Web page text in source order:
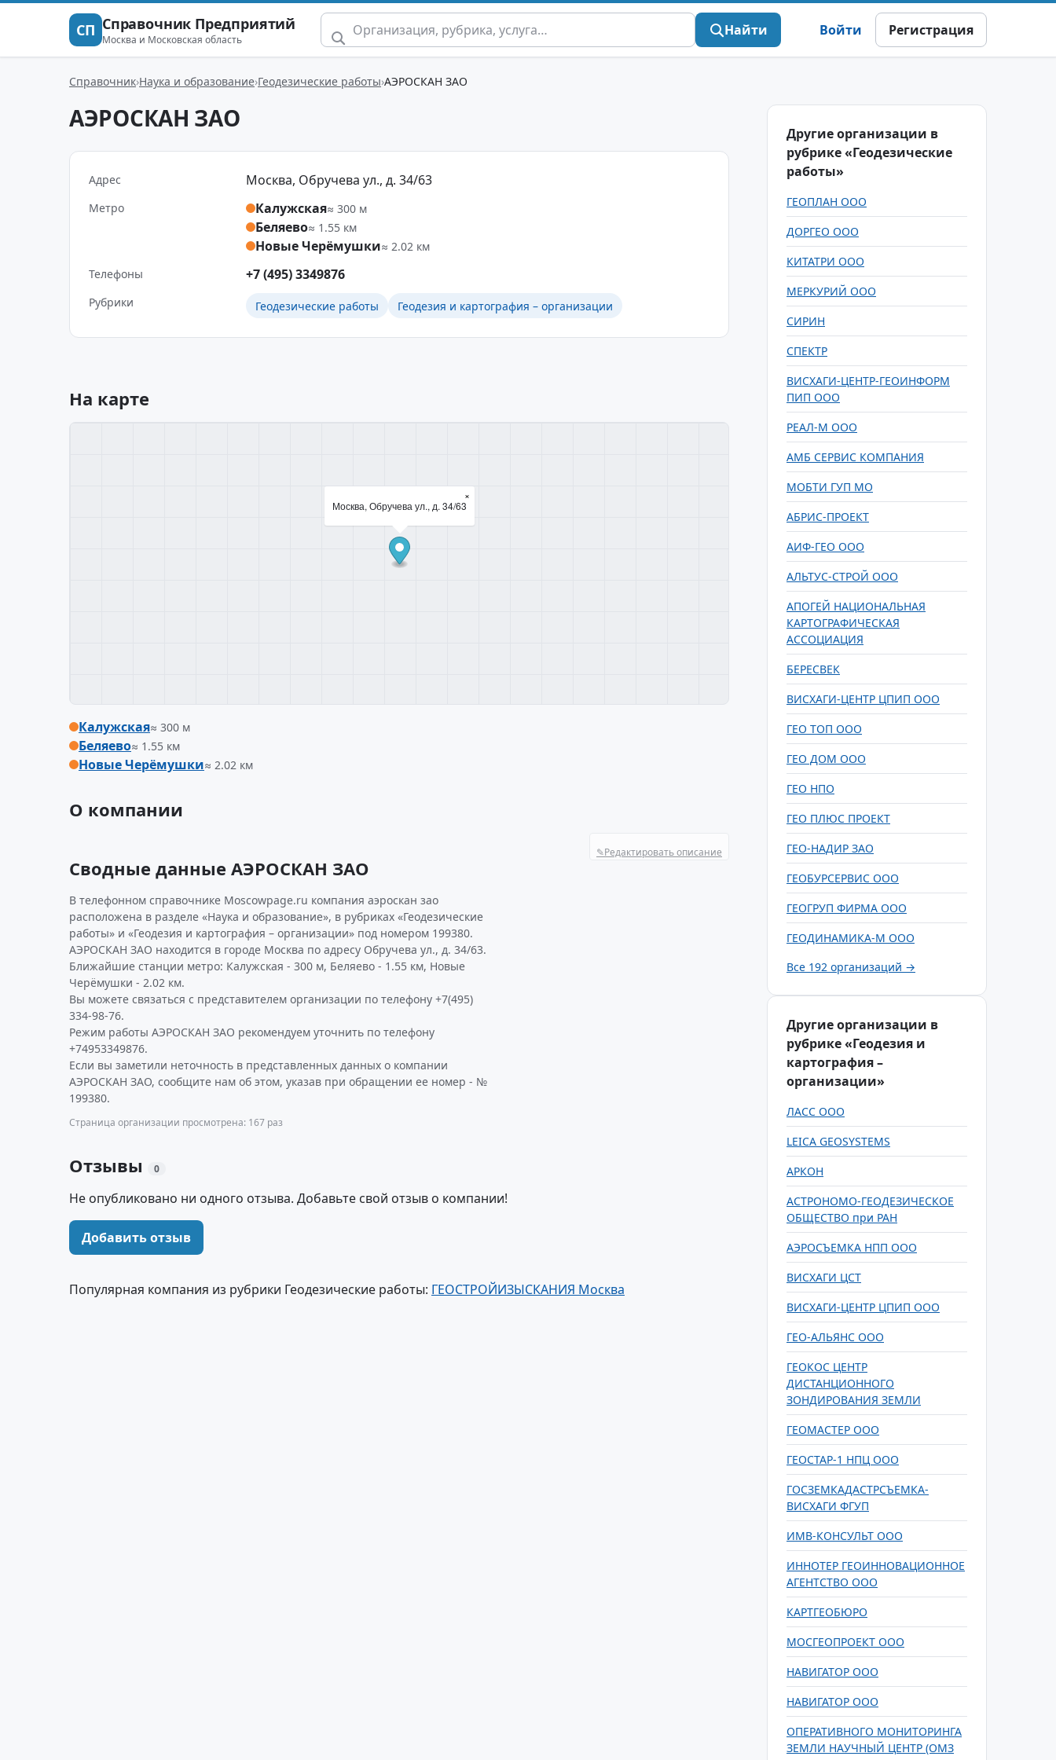
СП Справочник Предприятий
Москва и Московская область
Найти Войти Регистрация
Справочник Наука и образование Геодезические работы АЭРОСКАН ЗАО
АЭРОСКАН ЗАО
Адрес Москва, Обручева ул., д. 34/63
Метро Калужская≈ 300 м
Беляево≈ 1.55 км
Новые Черёмушки≈ 2.02 км
Телефоны
+7 (495) 3349876
Рубрики Геодезические работы Геодезия и картография – организации
На карте
Москва, Обручева ул., д. 34/63
×
Калужская≈ 300 м
Беляево≈ 1.55 км
Новые Черёмушки≈ 2.02 км
О компании
✎Редактировать описание
Сводные данные АЭРОСКАН ЗАО
В телефонном справочнике Moscowpage.ru компания аэроскан зао
расположена в разделе «Наука и образование», в рубриках «Геодезические
работы» и «Геодезия и картография – организации» под номером 199380.
АЭРОСКАН ЗАО находится в городе Москва по адресу Обручева ул., д. 34/63.
Ближайшие станции метро: Калужская - 300 м, Беляево - 1.55 км, Новые
Черёмушки - 2.02 км.
Вы можете связаться с представителем организации по телефону +7(495)
334-98-76.
Режим работы АЭРОСКАН ЗАО рекомендуем уточнить по телефону
+74953349876.
Если вы заметили неточность в представленных данных о компании
АЭРОСКАН ЗАО, сообщите нам об этом, указав при обращении ее номер - №
199380.
Страница организации просмотрена: 167 раз
Отзывы 0
Не опубликовано ни одного отзыва. Добавьте свой отзыв о компании!
Добавить отзыв
Популярная компания из рубрики Геодезические работы: ГЕОСТРОЙИЗЫСКАНИЯ Москва
Другие организации в
рубрике «Геодезические
работы»
ГЕОПЛАН ООО
ДОРГЕО ООО
КИТАТРИ ООО
МЕРКУРИЙ ООО
СИРИН
СПЕКТР
ВИСХАГИ-ЦЕНТР-ГЕОИНФОРМ
ПИП ООО
РЕАЛ-М ООО
АМБ СЕРВИС КОМПАНИЯ
МОБТИ ГУП МО
АБРИС-ПРОЕКТ
АИФ-ГЕО ООО
АЛЬТУС-СТРОЙ ООО
АПОГЕЙ НАЦИОНАЛЬНАЯ
КАРТОГРАФИЧЕСКАЯ
АССОЦИАЦИЯ
БЕРЕСВЕК
ВИСХАГИ-ЦЕНТР ЦПИП ООО
ГЕО ТОП ООО
ГЕО ДОМ ООО
ГЕО НПО
ГЕО ПЛЮС ПРОЕКТ
ГЕО-НАДИР ЗАО
ГЕОБУРСЕРВИС ООО
ГЕОГРУП ФИРМА ООО
ГЕОДИНАМИКА-М ООО
Все 192 организаций →
Другие организации в
рубрике «Геодезия и
картография –
организации»
ЛАСС ООО
LEICA GEOSYSTEMS
АРКОН
АСТРОНОМО-ГЕОДЕЗИЧЕСКОЕ
ОБЩЕСТВО при РАН
АЭРОСЪЕМКА НПП ООО
ВИСХАГИ ЦСТ
ВИСХАГИ-ЦЕНТР ЦПИП ООО
ГЕО-АЛЬЯНС ООО
ГЕОКОС ЦЕНТР
ДИСТАНЦИОННОГО
ЗОНДИРОВАНИЯ ЗЕМЛИ
ГЕОМАСТЕР ООО
ГЕОСТАР-1 НПЦ ООО
ГОСЗЕМКАДАСТРСЪЕМКА-
ВИСХАГИ ФГУП
ИМВ-КОНСУЛЬТ ООО
ИННОТЕР ГЕОИННОВАЦИОННОЕ
АГЕНТСТВО ООО
КАРТГЕОБЮРО
МОСГЕОПРОЕКТ ООО
НАВИГАТОР ООО
НАВИГАТОР ООО
ОПЕРАТИВНОГО МОНИТОРИНГА
ЗЕМЛИ НАУЧНЫЙ ЦЕНТР (ОМЗ